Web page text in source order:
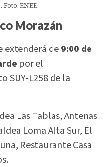
ENEE
Morazán
extenderá de9:00 de
por el
SUY-L258 de la
Las Tablas, Antenas
Loma Alta Sur, El
Restaurante Casa